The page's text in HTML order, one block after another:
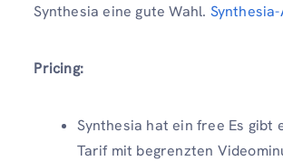
Synthesia eine gute Wahl.
Pricing:
Synthesia hat ein free Es gibt
Tarif mit begrenzten